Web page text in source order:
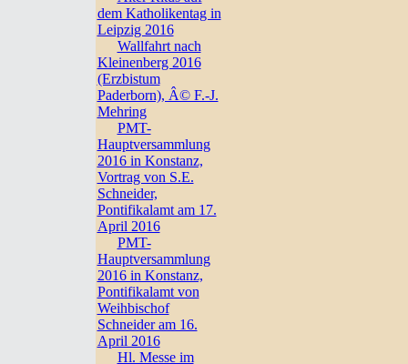
dem Katholikentag in
Leipzig 2016
Wallfahrt nach
Kleinenberg 2016
(Erzbistum
Paderborn), Â© F.-J.
Mehring
PMT-
Hauptversammlung
2016 in Konstanz,
Vortrag von S.E.
Schneider,
Pontifikalamt am 17.
April 2016
PMT-
Hauptversammlung
2016 in Konstanz,
Pontifikalamt von
Weihbischof
Schneider am 16.
April 2016
Hl. Messe im